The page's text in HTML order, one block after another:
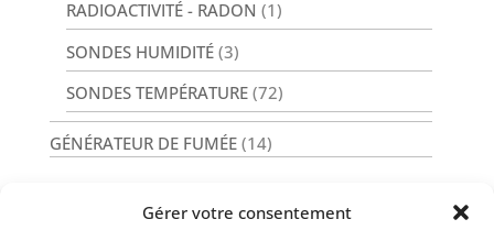
Gérer votre consentement
RADIOACTIVITÉ - RADON (1)
SONDES HUMIDITÉ (3)
SONDES TEMPÉRATURE (72)
GÉNÉRATEUR DE FUMÉE (14)